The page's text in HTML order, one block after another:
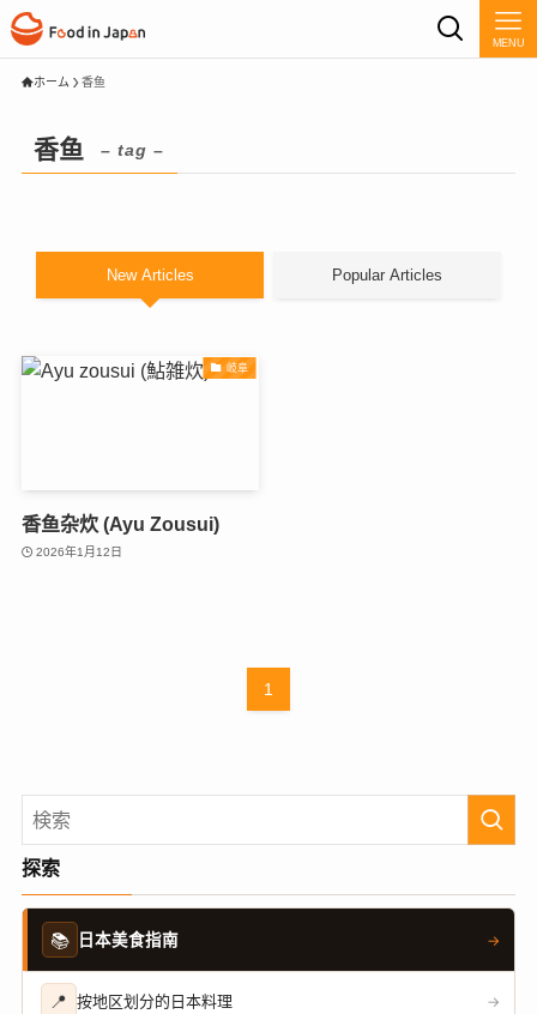
MENU
ホーム 香鱼
香鱼 – tag –
New Articles Popular Articles
岐阜
香鱼杂炊 (Ayu Zousui)
2026年1月12日
1
探索
📚 日本美食指南 →
📍 按地区划分的日本料理 →